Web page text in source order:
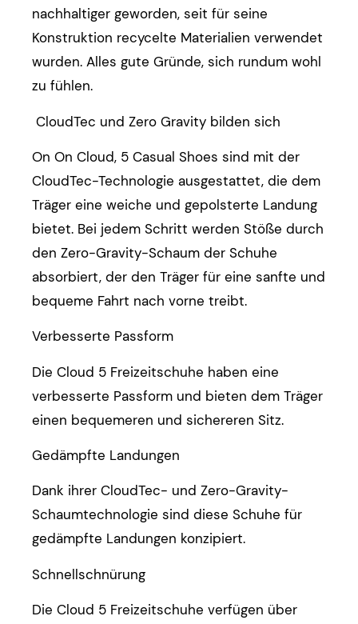
nachhaltiger geworden, seit für seine
Konstruktion recycelte Materialien verwendet
wurden. Alles gute Gründe, sich rundum wohl
zu fühlen.
CloudTec und Zero Gravity bilden sich
On On Cloud, 5 Casual Shoes sind mit der
CloudTec-Technologie ausgestattet, die dem
Träger eine weiche und gepolsterte Landung
bietet. Bei jedem Schritt werden Stöße durch
den Zero-Gravity-Schaum der Schuhe
absorbiert, der den Träger für eine sanfte und
bequeme Fahrt nach vorne treibt.
Verbesserte Passform
Die Cloud 5 Freizeitschuhe haben eine
verbesserte Passform und bieten dem Träger
einen bequemeren und sichereren Sitz.
Gedämpfte Landungen
Dank ihrer CloudTec- und Zero-Gravity-
Schaumtechnologie sind diese Schuhe für
gedämpfte Landungen konzipiert.
Schnellschnürung
Die Cloud 5 Freizeitschuhe verfügen über